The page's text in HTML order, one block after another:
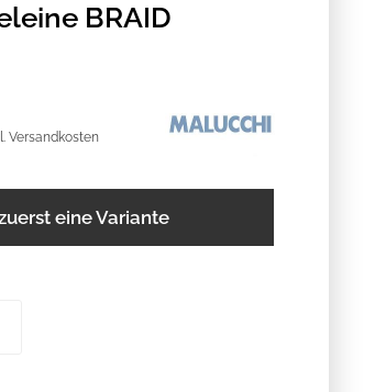
BRAID
Versandkosten
eine Variante